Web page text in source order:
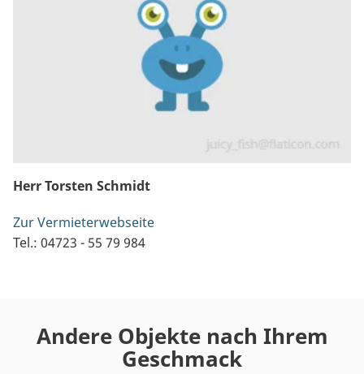
Herr Torsten Schmidt
Zur Vermieterwebseite
Tel.: 04723 - 55 79 984
Andere Objekte nach Ihrem
Geschmack